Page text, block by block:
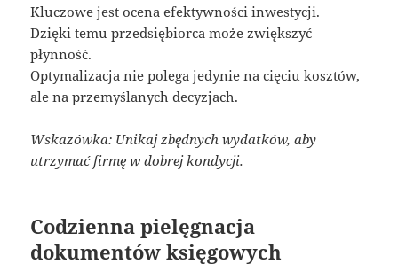
Kluczowe jest ocena efektywności inwestycji.
Dzięki temu przedsiębiorca może zwiększyć
płynność.
Optymalizacja nie polega jedynie na cięciu kosztów,
ale na przemyślanych decyzjach.
Wskazówka: Unikaj zbędnych wydatków, aby
utrzymać firmę w dobrej kondycji.
Codzienna pielęgnacja
dokumentów księgowych